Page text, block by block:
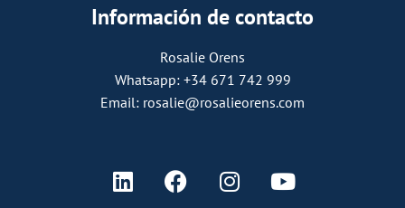
Información de contacto
Rosalie Orens
Whatsapp: +34 671 742 999
Email: rosalie@rosalieorens.com